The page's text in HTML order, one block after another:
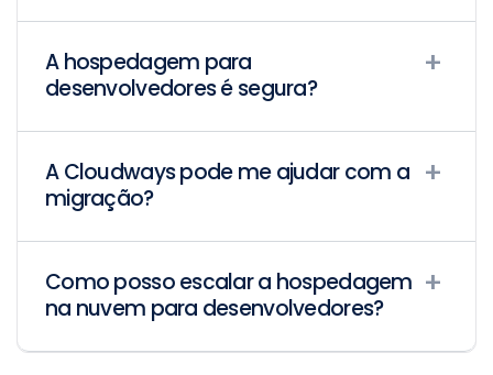
A hospedagem para
desenvolvedores é segura?
A Cloudways pode me ajudar com a
migração?
Como posso escalar a hospedagem
na nuvem para desenvolvedores?